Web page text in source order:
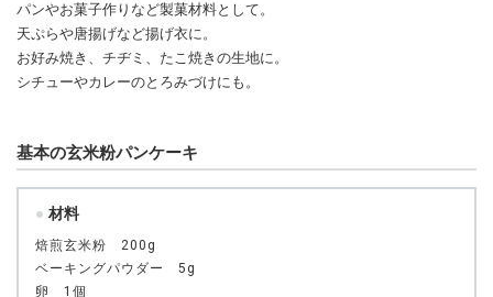
パンやお菓子作りなど製菓材料として。
天ぷらや唐揚げなど揚げ衣に。
お好み焼き、チヂミ、たこ焼きの生地に。
シチューやカレーのとろみづけにも。
基本の玄米粉パンケーキ
材料
焙煎玄米粉 200g
ベーキングパウダー 5g
卵 1個